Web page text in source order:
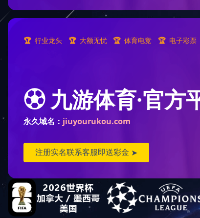
固井压裂泵液力端
高压流体控制